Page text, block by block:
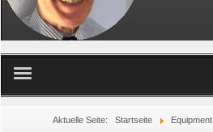
Aktuelle Seite: Startseite Equipment